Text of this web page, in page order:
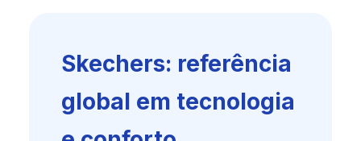
Skechers: referência
global em tecnologia